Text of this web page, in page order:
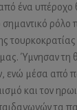
ένα υπέροχο
ρόλο
Ύμνησαν τη
ενώ μέσα από
και τον
τα